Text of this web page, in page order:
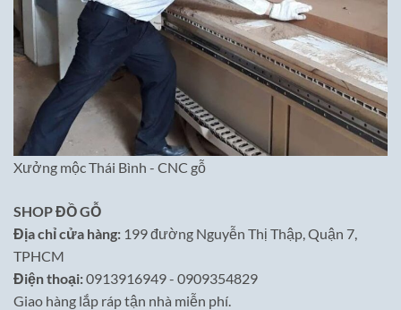
Xưởng mộc Thái Bình - CNC gỗ
SHOP ĐỒ GỖ
Địa chỉ cửa hàng: 199 đường Nguyễn Thị Thập, Quận 7,
TPHCM
Điện thoại:0913916949 - 0909354829
Giao hàng lắp ráp tận nhà miễn phí.